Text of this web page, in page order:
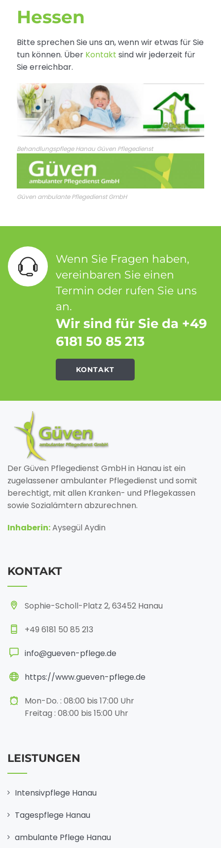
Hessen
Bitte sprechen Sie uns an, wenn wir etwas für Sie
tun können. Über Kontakt sind wir jederzeit für
Sie erreichbar.
Behandlungspflege Hanau Güven Pflegedienst
Güven ambulante Pflegedienst GmbH
Wenn Sie Fragen haben,
vereinbaren Sie einen
Termin oder rufen Sie uns
an.
Wir sind für Sie da +49
6181 50 85 213
KONTAKT
Der Güven Pflegedienst GmbH in Hanau ist ein
zugelassener ambulanter Pflegedienst und somit
berechtigt, mit allen Kranken- und Pflegekassen
sowie Sozialämtern abzurechnen.
Inhaberin:Aysegül Aydin
KONTAKT
Sophie-Scholl-Platz 2, 63452 Hanau
+49 6181 50 85 213
info@gueven-pflege.de
https://www.gueven-pflege.de
Mon-Do. : 08:00 bis 17:00 Uhr
Freitag : 08:00 bis 15:00 Uhr
LEISTUNGEN
Intensivpflege Hanau
Tagespflege Hanau
ambulante Pflege Hanau